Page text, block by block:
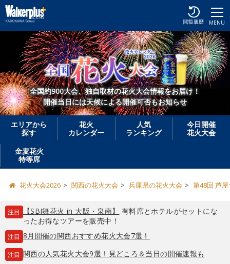
MENU
閲覧履歴
全国約900大会、独自取材の花火大会情報をお届け！
開催当日には天候による開催可否もお知らせ
エリアから
探す
花火
カレンダー
人気
ランキング
今日開催
花火大会
金麦花火
特等席
花火大会2026 関西の花火大会 兵庫県の花火大会 第48回 芦
注目 【SBI舞花火 in 大阪・泉南】
有料席とホテルがセットにな
ったお得なツアーを販売中！
注目 8月開催の関西おすすめ花火大会7選！
注目 関西の人気花火大会9選！見どころ＆当日の開催速報も